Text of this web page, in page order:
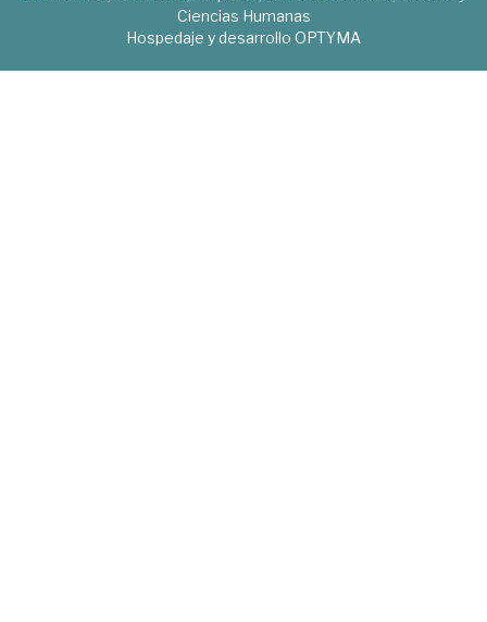
Ciencias Humanas
Hospedaje y desarrollo OPTYMA